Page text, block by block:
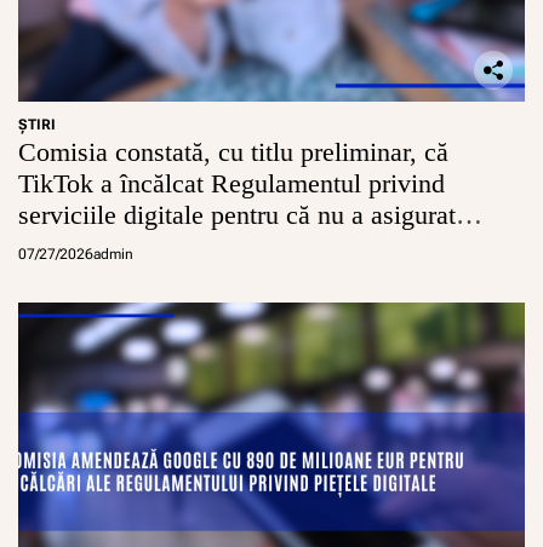
ŞTIRI
Comisia constată, cu titlu preliminar, că
TikTok a încălcat Regulamentul privind
serviciile digitale pentru că nu a asigurat
conturi sigure pentru minori
07/27/2026admin